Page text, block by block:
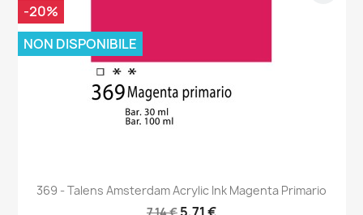
369 - Talens Amsterdam Acrylic Ink Magenta Primario
-20%
NON DISPONIBILE